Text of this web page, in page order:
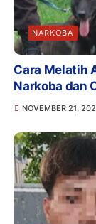
NARKOBA
Cara Melatih
Narkoba dan
NOVEMBER 21,